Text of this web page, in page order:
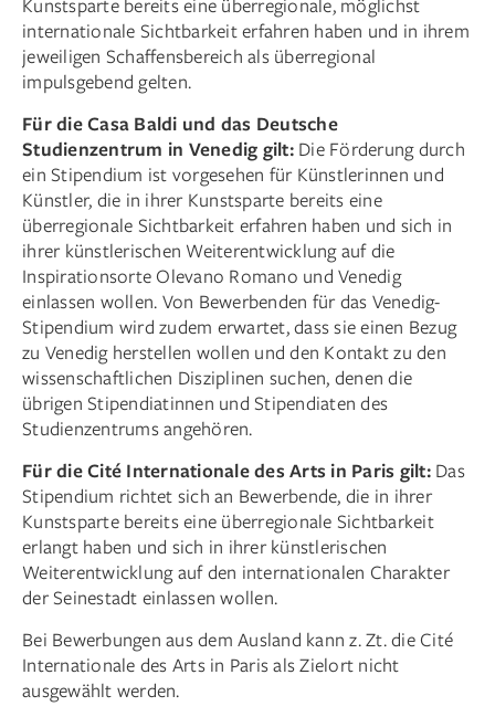
internationale Sichtbarkeit erfahren haben und in ihrem
jeweiligen Schaffensbereich als überregional
impulsgebend gelten.
Für die Casa Baldi und das Deutsche
Studienzentrum in Venedig gilt:Die Förderung durch
ein Stipendium ist vorgesehen für Künstlerinnen und
Künstler, die in ihrer Kunstsparte bereits eine
überregionale Sichtbarkeit erfahren haben und sich in
ihrer künstlerischen Weiterentwicklung auf die
Inspirationsorte Olevano Romano und Venedig
einlassen wollen. Von Bewerbenden für das Venedig-
Stipendium wird zudem erwartet, dass sie einen Bezug
zu Venedig herstellen wollen und den Kontakt zu den
wissenschaftlichen Disziplinen suchen, denen die
übrigen Stipendiatinnen und Stipendiaten des
Studienzentrums angehören.
Für die Cité Internationale des Arts in Paris gilt:Das
Stipendium richtet sich an Bewerbende, die in ihrer
Kunstsparte bereits eine überregionale Sichtbarkeit
erlangt haben und sich in ihrer künstlerischen
Weiterentwicklung auf den internationalen Charakter
der Seinestadt einlassen wollen.
Bei Bewerbungen aus dem Ausland kann z. Zt. die Cité
Internationale des Arts in Paris als Zielort nicht
ausgewählt werden.